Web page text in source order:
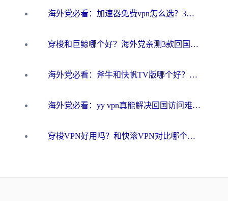
海外党必看：加速器免费vpn怎么选？3步教你无缝访问国内资源
穿梭和巨鲸哪个好？海外党亲测3款回国加速器，教你避开90%的坑
海外党必看：斧牛和快帆TV版哪个好？3分钟选对回国加速器，无缝刷B站、追热剧
海外党必看：yy vpn真能解决回国访问难题？附云极initap测评+免费方案对比
穿梭VPN好用吗？和快滚VPN对比哪个回国效果更好？海外党选回国加速器必看指南